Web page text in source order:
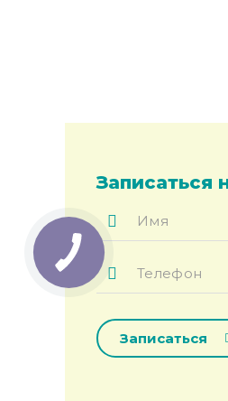
Записаться
Телефон